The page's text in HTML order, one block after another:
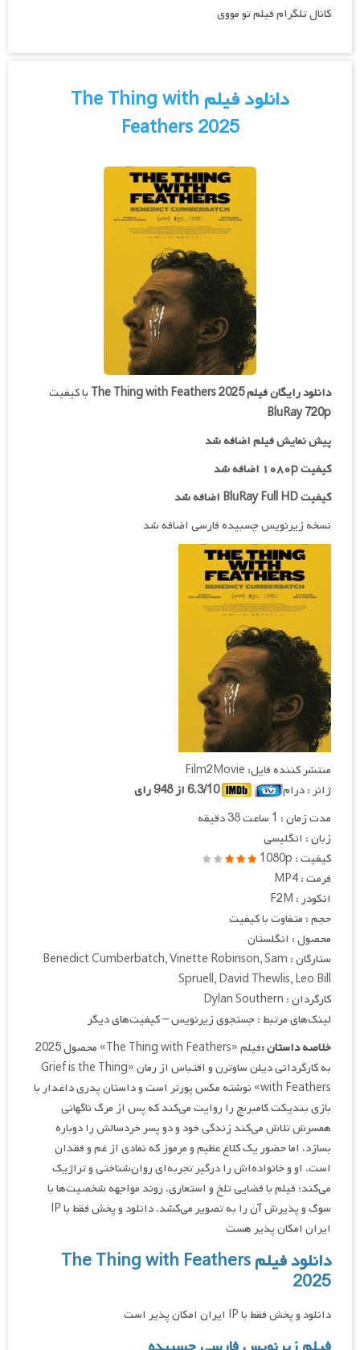
کانال تلگرام فیلم تو مووی
دانلود فیلم The Thing with
Feathers 2025
دانلود رایگان فیلمThe Thing with Feathers 2025 با کیفیت
BluRay 720p
پیش نمایش فیلم اضافه شد
کیفیت ۱۰۸۰p اضافه شد
کیفیت BluRay Full HD اضافه شد
نسخه زیرنویس چسبیده فارسی اضافه شد
منتشر کننده فایل: Film2Movie
ژانر : درام
6.3/10 از 948 رای
مدت زمان : 1 ساعت 38 دقیقه
زبان : انگلیسی
کیفیت : 1080p
فرمت : MP4
انکودر : F2M
حجم : متفاوت با کیفیت
محصول : انگلستان
ستارگان : Benedict Cumberbatch, Vinette Robinson, Sam
Spruell, David Thewlis, Leo Bill
کارگردان : Dylan Southern
لینک‌های مرتبط : جستجوی زیرنویس – کیفیت‌های دیگر
خلاصه داستان :
فیلم «The Thing with Feathers» محصول 2025
به کارگردانی دیلن ساوترن و اقتباس از رمان «Grief is the Thing
with Feathers» نوشته مکس پورتر است و داستان پدری داغدار با
بازی بندیکت کامبربچ را روایت می‌کند که پس از مرگ ناگهانی
همسرش تلاش می‌کند زندگی خود و دو پسر خردسالش را دوباره
بسازد، اما حضور یک کلاغ عظیم و مرموز که نمادی از غم و فقدان
است، او و خانواده‌اش را درگیر تجربه‌ای روان‌شناختی و تراژیک
می‌کند؛ فیلم با فضایی تلخ و استعاری، روند مواجهه شخصیت‌ها با
سوگ و پذیرش آن را به تصویر می‌کشد. دانلود و پخش فقط با IP
ایران امکان پذیر هست
دانلود فیلم The Thing with Feathers
2025
دانلود و پخش فقط با IP ایران امکان پذیر است